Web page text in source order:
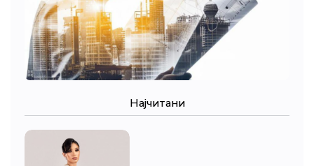
Најчитани